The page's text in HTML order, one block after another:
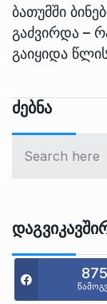
ბათუმში
გაძვირდა –
გაიყიდა
Ძებნა